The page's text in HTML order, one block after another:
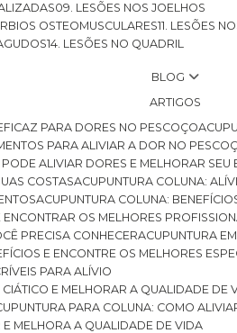
09. LESÕES NOS JOELHOS
OSTEOMUSCULARES 11. LESÕES
14. LESÕES NO QUADRIL
BLOG
ARTIGOS
PARA DORES NO PESCOÇO
PARA ALIVIAR A DOR NO
ALIVIAR DORES E MELHORAR SEU
COSTAS
ACUPUNTURA COLUNA:
ACUPUNTURA COLUNA:
ENCONTRAR OS MELHORES
PRECISA CONHECER
ACUPUNTURA
E ENCONTRE OS MELHORES
PARA ALÍVIO
E MELHORAR A QUALIDADE DE
PARA COLUNA: COMO
E MELHORA A QUALIDADE DE VIDA